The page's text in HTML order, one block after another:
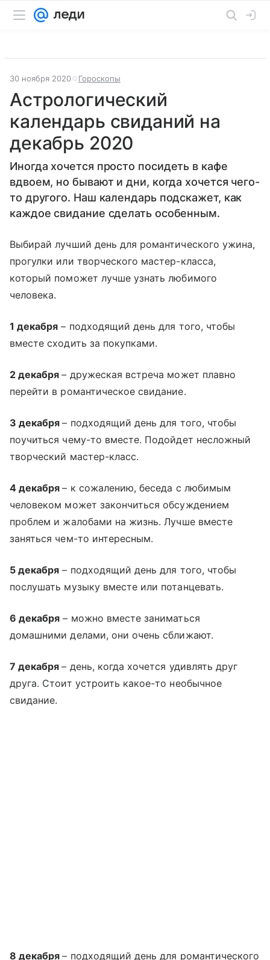
30 ноября 2020 Гороскопы
Астрологический
календарь свиданий на
декабрь 2020
Иногда хочется просто посидеть в кафе
вдвоем, но бывают и дни, когда хочется чего-
то другого. Наш календарь подскажет, как
каждое свидание сделать особенным.
Выбирай лучший день для романтического ужина,
прогулки или творческого мастер-класса,
который поможет лучше узнать любимого
человека.
1 декабря – подходящий день для того, чтобы
вместе сходить за покупками.
2 декабря– дружеская встреча может плавно
перейти в романтическое свидание.
3 декабря– подходящий день для того, чтобы
поучиться чему-то вместе. Подойдет несложный
творческий мастер-класс.
4 декабря– к сожалению, беседа с любимым
человеком может закончиться обсуждением
проблем и жалобами на жизнь. Лучше вместе
заняться чем-то интересным.
5 декабря – подходящий день для того, чтобы
послушать музыку вместе или потанцевать.
6 декабря – можно вместе заниматься
домашними делами, они очень сближают.
7 декабря– день, когда хочется удивлять друг
друга. Стоит устроить какое-то необычное
свидание.
8 декабря– подходящий день для романтического